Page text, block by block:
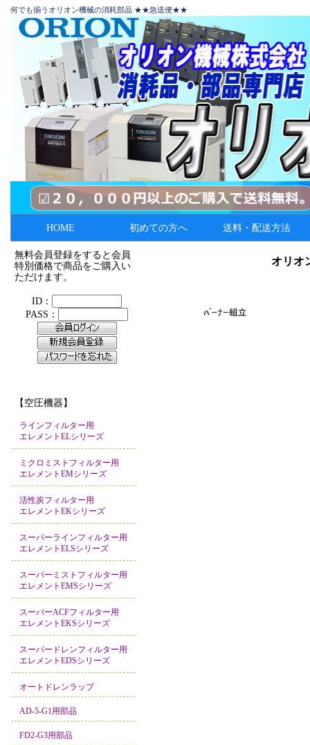
何でも揃うオリオン機械の消耗部品 ★★急送便★★
HOME 初めての方へ 送料・配送方法
無料会員登録をすると会員
特別価格で商品をご購入い
ただけます。
【空圧機器】
ラインフィルター用
エレメントELシリーズ
ミクロミストフィルター用
エレメントEMシリーズ
活性炭フィルター用
エレメントEKシリーズ
スーパーラインフィルター用
エレメントELSシリーズ
スーパーミストフィルター用
エレメントEMSシリーズ
スーパーACFフィルター用
エレメントEKSシリーズ
スーパードレンフィルター用
エレメントEDSシリーズ
オートドレンラップ
AD-5-G1用部品
FD2-G3用部品
オリオ